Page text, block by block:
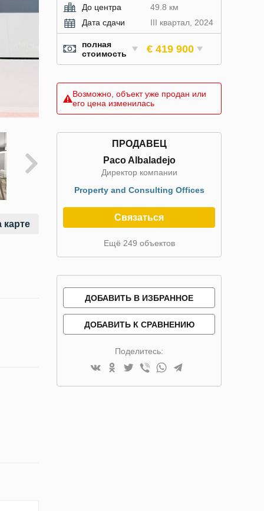
карте
До центра
49.8 км
Дата сдачи
III квартал, 2024
полная
стоимость
€ 419 900
Возможно, объект уже продан или
его цена изменилась
ПРОДАВЕЦ
Paco Albaladejo
Директор компании
Property and Consulting Offices
Связаться
Ещё 249 объектов
ДОБАВИТЬ В ИЗБРАННОЕ
ДОБАВИТЬ К СРАВНЕНИЮ
Поделитесь: